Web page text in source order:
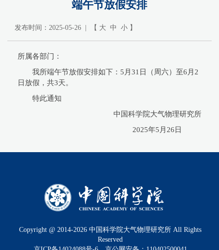
端午节放假安排
发布时间：2025-05-26 | 【 大 中 小 】
所属各部门：
我所端午节放假安排如下：5月31日（周六）至6月2
日放假，共3天。
特此通知
中国科学院大气物理研究所
2025年5月26日
Copyright @ 2014-2026 中国科学院大气物理研究所 All Rights
Reserved